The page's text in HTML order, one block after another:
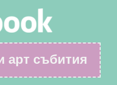
арт събития